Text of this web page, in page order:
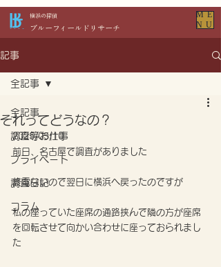
​横浜の探偵
​ブルーフィールドリサーチ
ME
NU
記事
全記事
調査等お仕事
プライベート
調査日記
コラム
全記事
それってどうなの？
2025/05/10
前日、名古屋で調査がありました
終電ないので翌日に横浜へ戻ったのですが
私の座っていた座席の通路挟んで隣の方が座席
を回転させて向かい合わせに座っておられまし
た